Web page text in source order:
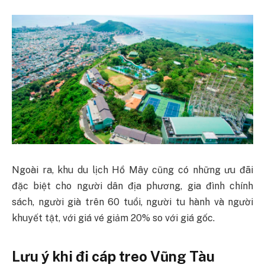
Ngoài ra, khu du lịch Hồ Mây cũng có những ưu đãi
đặc biệt cho người dân địa phương, gia đình chính
sách, người già trên 60 tuổi, người tu hành và người
khuyết tật, với giá vé giảm 20% so với giá gốc.
Lưu ý khi đi cáp treo Vũng Tàu